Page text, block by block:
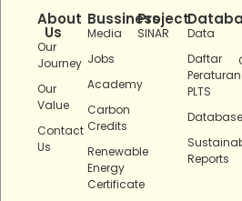
About
Us
Our
Journey
Our
Value
Contact
Us
Bussiness
Media
Jobs
Academy
Carbon
Credits
Renewable
Energy
Certificate
Project
SINAR
Data
Daftar
Peraturan
PLTS
Database
Reports